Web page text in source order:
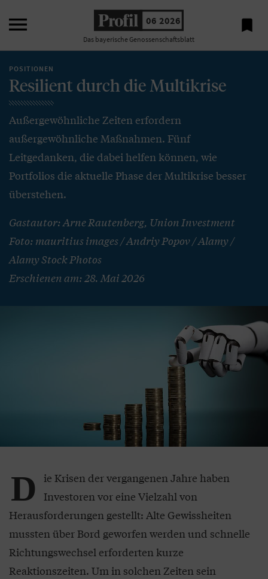
 06 2026
Das bayerische Genossenschaftsblatt

POSITIONEN
Resilient durch die Multikrise
Außergewöhnliche Zeiten erfordern
außergewöhnliche Maßnahmen. Fünf
Leitgedanken, die dabei helfen können, wie
Portfolios die aktuelle Phase der Multikrise besser
überstehen.
Gastautor: Arne Rautenberg, Union Investment
Foto: mauritius images / Andriy Popov / Alamy /
Alamy Stock Photos
Erschienen am: 28. Mai 2026
D ie Krisen der vergangenen Jahre haben
Investoren vor eine Vielzahl von
Herausforderungen gestellt: Alte Gewissheiten
mussten über Bord geworfen werden und schnelle
Richtungswechsel erforderten kurze
Reaktionszeiten. Um in solchen Zeiten sein